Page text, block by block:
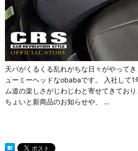
天パがくるくる乱れがちな日々がやって
ューミーヘッドなobabaです。 入社して1
ム道の楽しさがじわじわと寄せてきてお
ちょいと新商品のお知らせや、 …